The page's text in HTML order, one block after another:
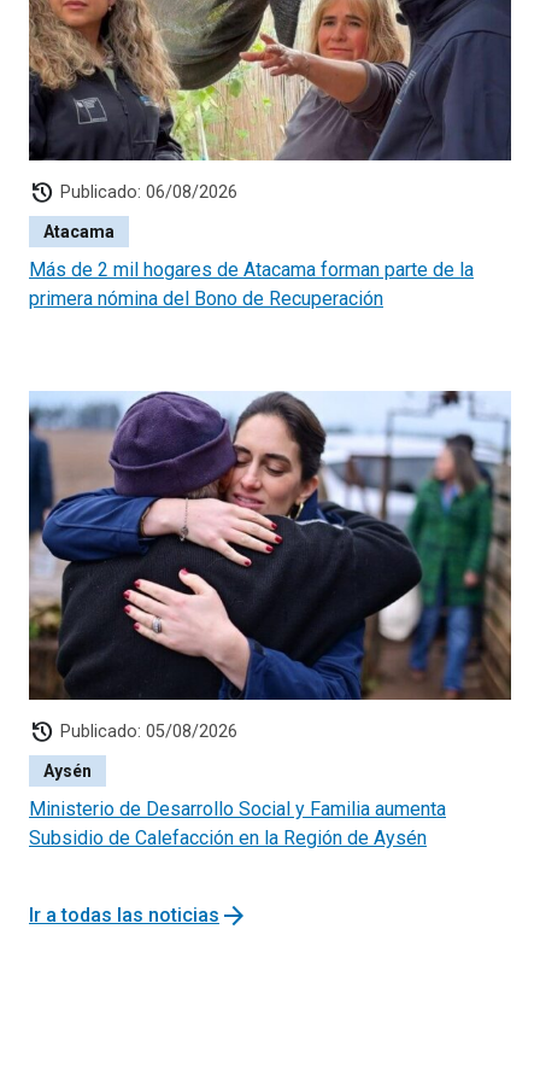
history Publicado: 06/08/2026
Atacama
Más de 2 mil hogares de Atacama forman parte de la
primera nómina del Bono de Recuperación
history Publicado: 05/08/2026
Aysén
Ministerio de Desarrollo Social y Familia aumenta
Subsidio de Calefacción en la Región de Aysén
Ir a todas las noticias arrow_forward